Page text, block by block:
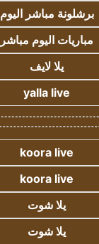
برشلونة مباشر اليوم
مباريات اليوم مباشر
يلا لايف
yalla live
koora live
koora live
يلا شوت
يلا شوت